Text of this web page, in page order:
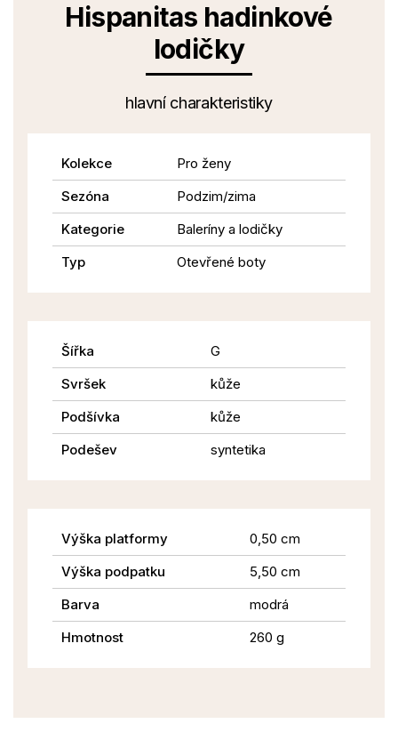
Hispanitas hadinkové
lodičky
hlavní charakteristiky
Kolekce
Pro ženy
Sezóna
Podzim/zima
Kategorie
Baleríny a lodičky
Typ
Otevřené boty
Šířka
G
Svršek
kůže
Podšívka
kůže
Podešev
syntetika
Výška platformy
0,50 cm
Výška podpatku
5,50 cm
Barva
modrá
Hmotnost
260 g